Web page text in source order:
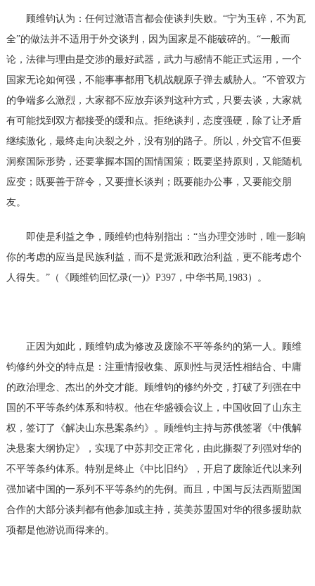
顾维钧认为：任何过激语言都会使谈判失败。 “宁为玉碎，不为瓦
全”的做法并不适用于外交谈判，因为国家是不能破碎的。“一般而
论，法律与理由是交涉的最好武器，武力与感情不能正式运用，一个
国家无论如何强，不能事事都用飞机战舰原子弹去威胁人。”不管双方
的争端多么激烈，大家都不应放弃谈判这种方式，只要去谈，大家就
有可能找到双方都接受的缓和点。拒绝谈判，态度强硬，除了让矛盾
继续激化，最终走向决裂之外，没有别的路子。所以，外交官不但要
洞察国际形势，还要掌握本国的国情国策；既要坚持原则，又能随机
应变；既要善于辞令，又要擅长谈判；既要能办公事，又要能交朋
友。
即使是利益之争，顾维钧也特别指出： “当办理交涉时，唯一影响
你的考虑的应当是民族利益，而不是党派和政治利益，更不能考虑个
人得失。”（《顾维钧回忆录(一)》 P397，中华书局,1983）。
正因为如此，顾维钧成为修改及废除不平等条约的第一人。顾维
钧修约外交的特点是：注重情报收集、原则性与灵活性相结合、中庸
的政治理念、杰出的外交才能。顾维钧的修约外交，打破了列强在中
国的不平等条约体系和特权。他在华盛顿会议上，中国收回了山东主
权，签订了《解决山东悬案条约》。顾维钧主持与苏俄签署《中俄解
决悬案大纲协定》，实现了中苏邦交正常化，由此撕裂了列强对华的
不平等条约体系。特别是终止《中比旧约》，开启了废除近代以来列
强加诸中国的一系列不平等条约的先例。而且，中国与反法西斯盟国
合作的大部分谈判都有他参加或主持，英美苏盟国对华的很多援助款
项都是他游说而得来的。